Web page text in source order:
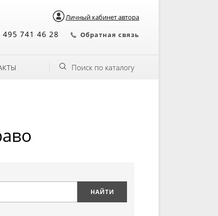
Личный кабинет автора
495 741 46 28 Обратная связь
Поиск по каталогу